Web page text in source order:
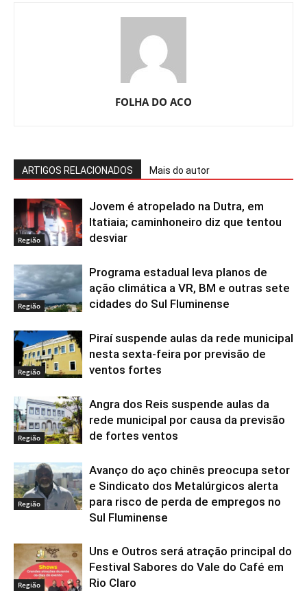
FOLHA DO ACO
ARTIGOS RELACIONADOS Mais do autor
Região
Jovem é atropelado na Dutra, em
Itatiaia; caminhoneiro diz que tentou
desviar
Região
Programa estadual leva planos de
ação climática a VR, BM e outras sete
cidades do Sul Fluminense
Região
Piraí suspende aulas da rede municipal
nesta sexta-feira por previsão de
ventos fortes
Região
Angra dos Reis suspende aulas da
rede municipal por causa da previsão
de fortes ventos
Região
Avanço do aço chinês preocupa setor
e Sindicato dos Metalúrgicos alerta
para risco de perda de empregos no
Sul Fluminense
Região
Uns e Outros será atração principal do
Festival Sabores do Vale do Café em
Rio Claro